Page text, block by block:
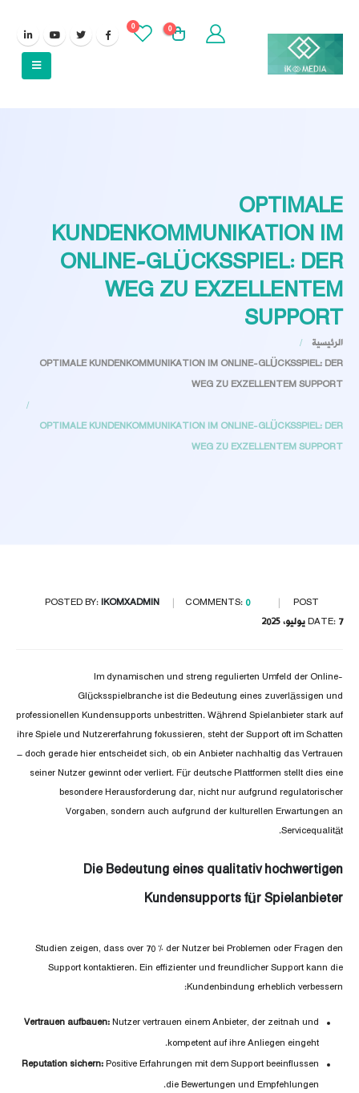
0
0
OPTIMALE
KUNDENKOMMUNIKATION IM
ONLINE-GLÜCKSSPIEL: DER
WEG ZU EXZELLENTEM
SUPPORT
الرئيسية
OPTIMALE KUNDENKOMMUNIKATION IM ONLINE-GLÜCKSSPIEL: DER
WEG ZU EXZELLENTEM SUPPORT
OPTIMALE KUNDENKOMMUNIKATION IM ONLINE-GLÜCKSSPIEL: DER
WEG ZU EXZELLENTEM SUPPORT
POSTED BY: IKOMXADMIN COMMENTS: 0
POST
DATE: 7 يوليو، 2025
Im dynamischen und streng regulierten Umfeld der Online-
Glücksspielbranche ist die Bedeutung eines zuverlässigen und
professionellen Kundensupports unbestritten. Während Spielanbieter stark auf
ihre Spiele und Nutzererfahrung fokussieren, steht der Support oft im Schatten
– doch gerade hier entscheidet sich, ob ein Anbieter nachhaltig das Vertrauen
seiner Nutzer gewinnt oder verliert. Für deutsche Plattformen stellt dies eine
besondere Herausforderung dar, nicht nur aufgrund regulatorischer
Vorgaben, sondern auch aufgrund der kulturellen Erwartungen an
Servicequalität.
Die Bedeutung eines qualitativ hochwertigen
Kundensupports für Spielanbieter
Studien zeigen, dass over 70 % der Nutzer bei Problemen oder Fragen den
Support kontaktieren. Ein effizienter und freundlicher Support kann die
Kundenbindung erheblich verbessern:
Vertrauen aufbauen: Nutzer vertrauen einem Anbieter, der zeitnah und
kompetent auf ihre Anliegen eingeht.
Reputation sichern: Positive Erfahrungen mit dem Support beeinflussen
die Bewertungen und Empfehlungen.